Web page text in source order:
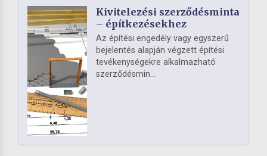
Kivitelezési szerződésminta
– építkezésekhez
Az építési engedély vagy egyszerű
bejelentés alapján végzett építési
tevékenységekre alkalmazható
szerződésmin...